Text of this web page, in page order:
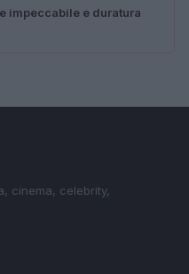
impeccabile e duratura
cinema, celebrity,